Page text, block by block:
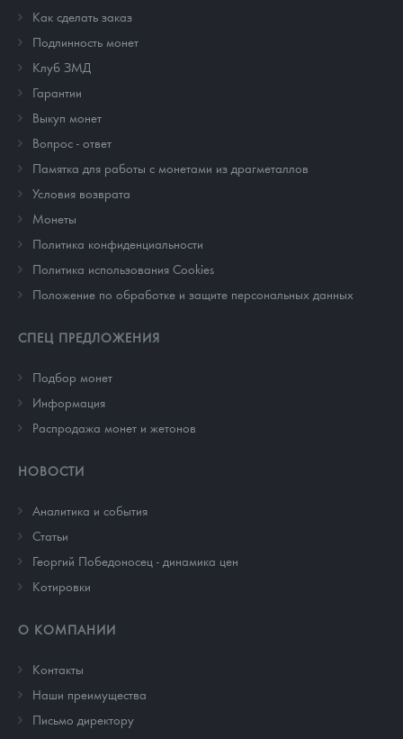
Как сделать заказ
Подлинность монет
Клуб ЗМД
Гарантии
Выкуп монет
Вопрос - ответ
Памятка для работы с монетами из драгметаллов
Условия возврата
Монеты
Политика конфиденциальности
Политика использования Cookies
Положение по обработке и защите персональных данных
СПЕЦ ПРЕДЛОЖЕНИЯ
Подбор монет
Информация
Распродажа монет и жетонов
НОВОСТИ
Аналитика и события
Cтатьи
Георгий Победоносец - динамика цен
Котировки
О КОМПАНИИ
Контакты
Наши преимущества
Письмо директору